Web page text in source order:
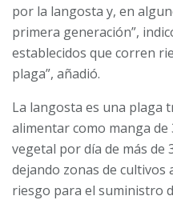
por la langosta y, en
primera generación”,
establecidos que corren
plaga”, añadió.
La langosta es una plaga
alimentar como manga
vegetal por día de más de
dejando zonas de cultivos
riesgo para el suministro